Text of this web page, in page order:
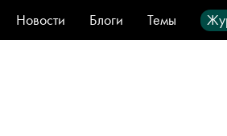
Новости Блоги Темы
Стиль
Видео